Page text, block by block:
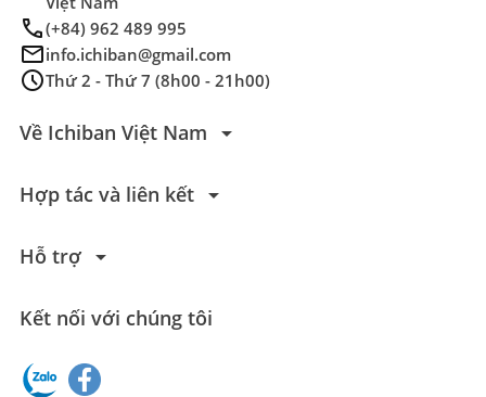
phone(+84) 962 489 995
mailinfo.ichiban@gmail.com
scheduleThứ 2 - Thứ 7 (8h00 - 21h00)
Về Ichiban Việt Nam arrow_drop_down
Hợp tác và liên kết arrow_drop_down
Hỗ trợ arrow_drop_down
Kết nối với chúng tôi